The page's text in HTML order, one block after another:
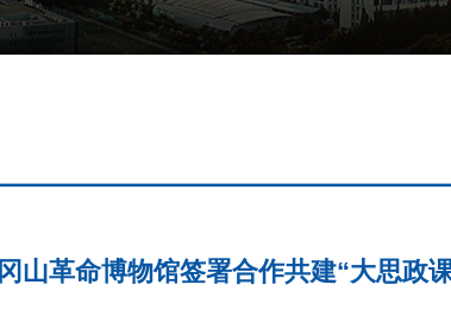
山革命博物馆签署合作共建“大思政